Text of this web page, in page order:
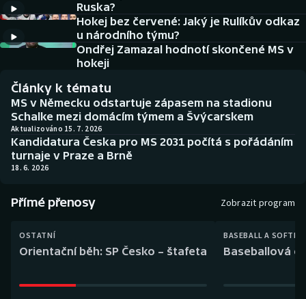
Baseball a softbal
Basketbal
Biatlon
Boby a skeleton
Box
Florbal
Soutěže
Historické návraty
Aplikace ČT sport
AZ kvíz
Ruska?
Hokej bez červené: Jaký je Rulíkův odkaz
u národního týmu?
Ondřej Zamazal hodnotí skončené MS v
hokeji
Články k tématu
MS v Německu odstartuje zápasem na stadionu
Schalke mezi domácím týmem a Švýcarskem
Aktualizováno 15. 7. 2026
Kandidatura Česka pro MS 2031 počítá s pořádáním
turnaje v Praze a Brně
18. 6. 2026
Přímé přenosy Zobrazit program
OSTATNÍ
Orientační běh: SP Česko – štafeta
BASEBALL A
Baseballová